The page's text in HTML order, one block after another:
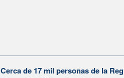
Cerca de 17 mil personas de la